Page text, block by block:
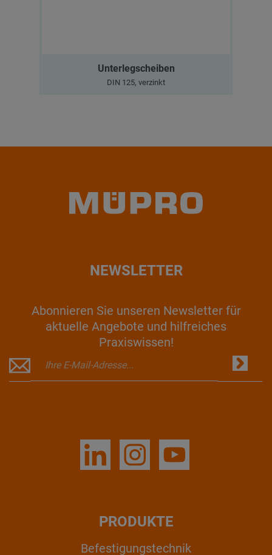
Unterlegscheiben
DIN 125, verzinkt
NEWSLETTER
Abonnieren Sie unseren Newsletter für
aktuelle Angebote und hilfreiches
Praxiswissen!
PRODUKTE
Befestigungstechnik